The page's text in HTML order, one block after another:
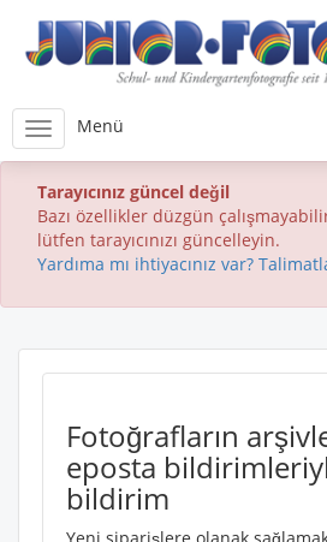
Menü
Tarayıcınız güncel değil
Bazı özellikler düzgün
lütfen tarayıcınızı güncelleyin.
Yardıma mı ihtiyacınız var?
Fotoğrafların
eposta
bildirim